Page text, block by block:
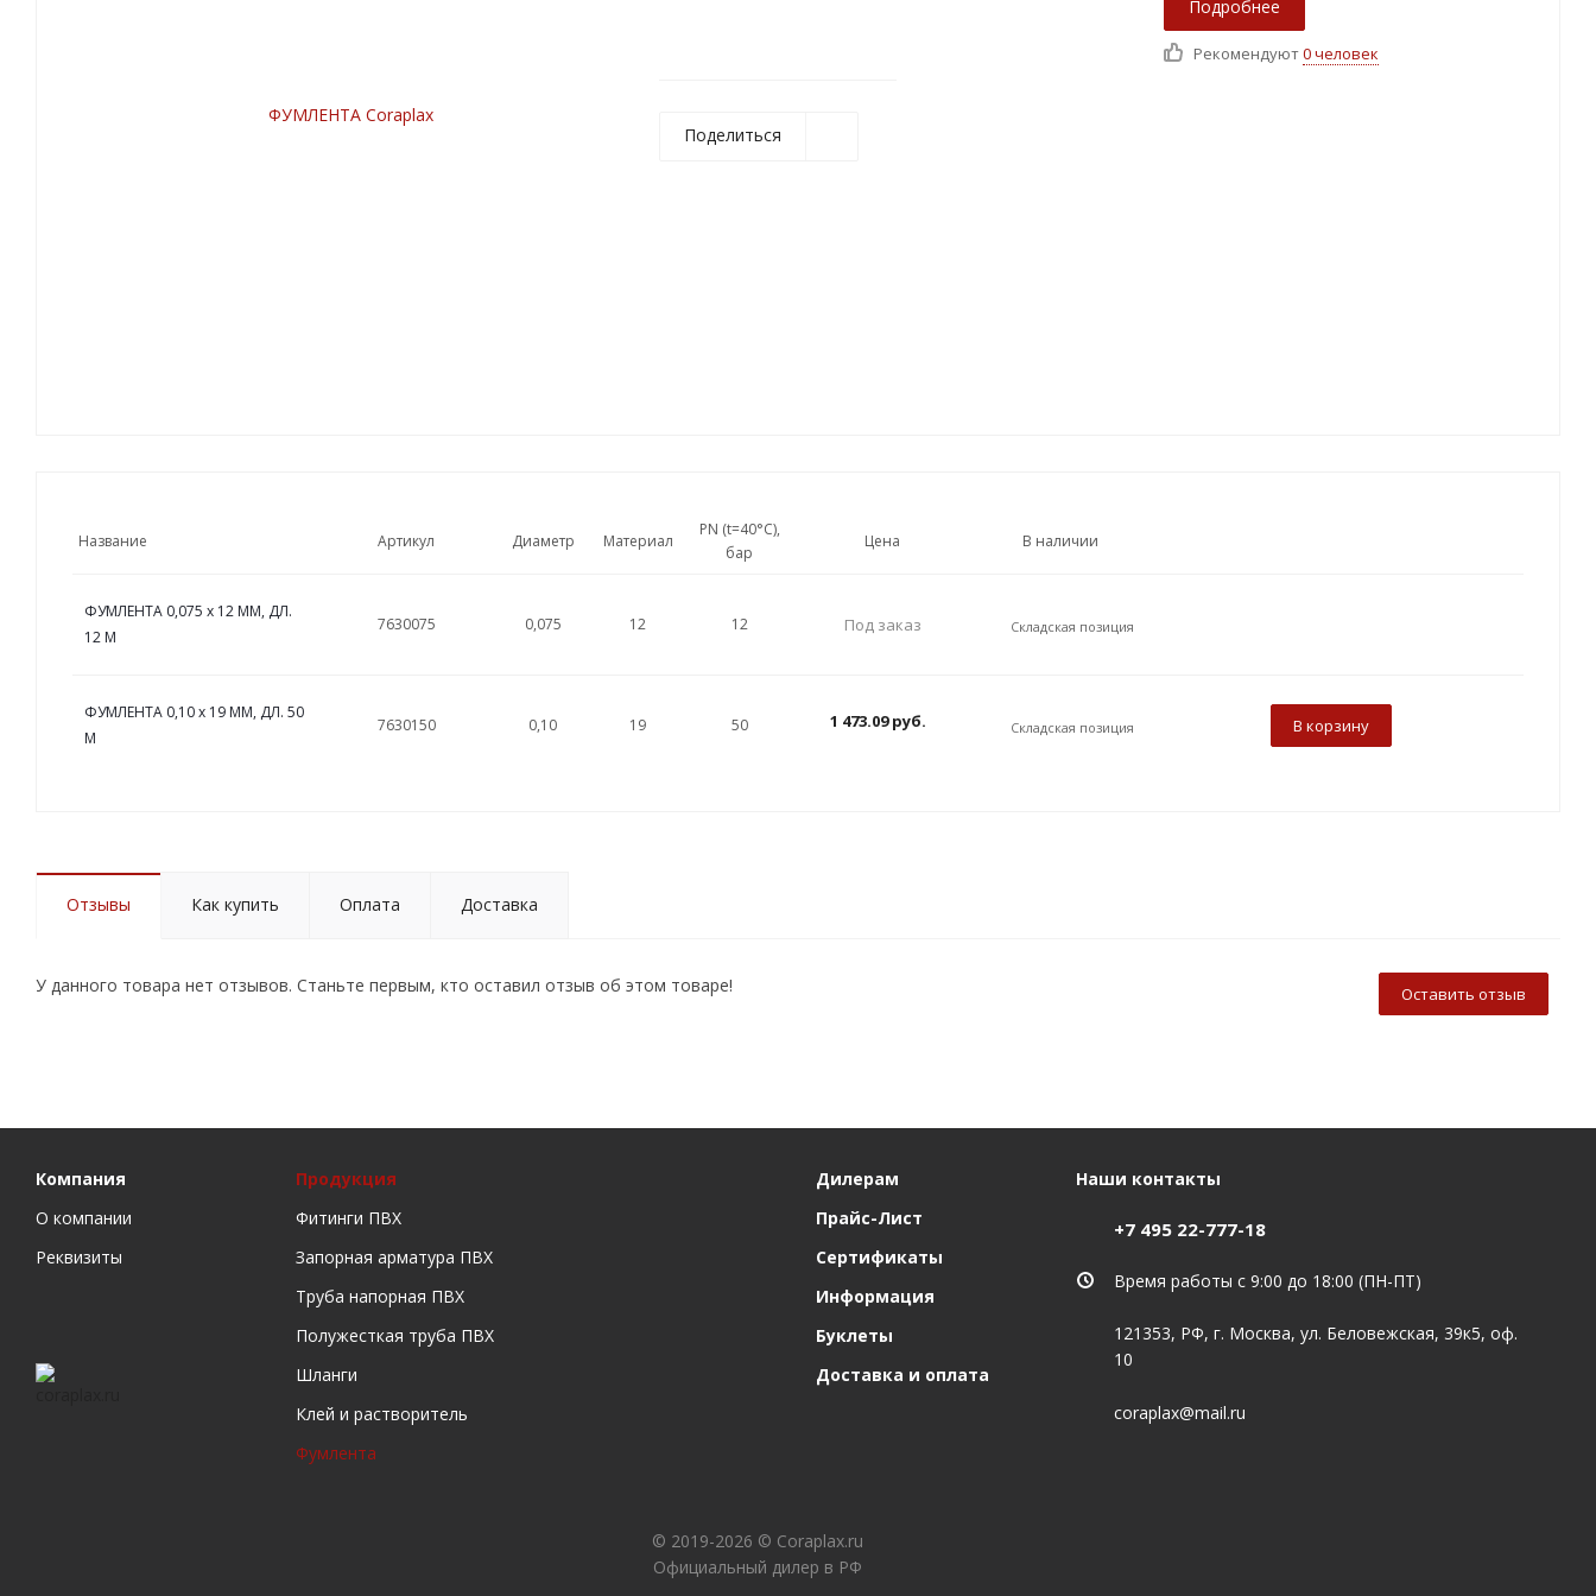
Подробнее
Рекомендуют0 человек
Поделиться
Название Артикул Диаметр Материал
PN (t=40°C),
бар
Цена В наличии
ФУМЛЕНТА 0,075 х 12 ММ, ДЛ.
12 М
7630075 0,075 12 12 Под заказ Складская позиция
ФУМЛЕНТА 0,10 х 19 ММ, ДЛ. 50
М
7630150 0,10 19 50 1 473.09руб. Складская позиция В корзину
Отзывы Как купить Оплата Доставка
Оставить отзыв
У данного товара нет отзывов. Станьте первым, кто оставил отзыв об этом товаре!
Компания
О компании
Реквизиты
Продукция
Фитинги ПВХ
Запорная арматура ПВХ
Труба напорная ПВХ
Полужесткая труба ПВХ
Шланги
Клей и растворитель
Фумлента
Дилерам
Прайс-Лист
Сертификаты
Информация
Буклеты
Доставка и оплата
Наши контакты
+7 495 22-777-18
Время работы с 9:00 до 18:00 (ПН-ПТ)
121353, РФ, г. Москва, ул. Беловежская, 39к5, оф.
10
coraplax@mail.ru
© 2019-2026 © Coraplax.ru
Официальный дилер в РФ